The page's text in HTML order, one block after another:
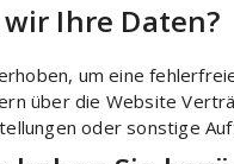
Ihre Daten?
um eine
über die Website
oder sonstige